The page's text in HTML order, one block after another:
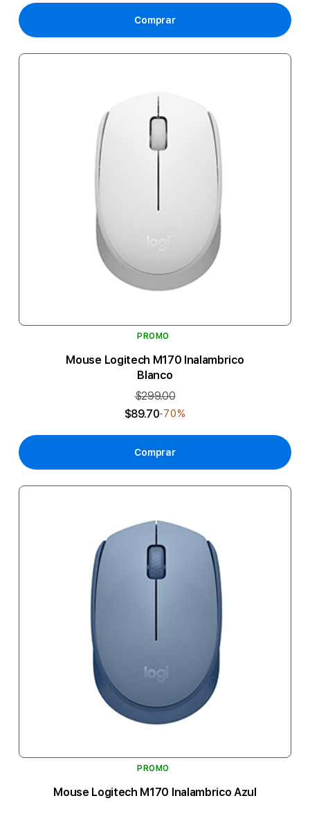
Comprar
PROMO
Mouse Logitech M170 Inalambrico
Blanco
$299.00
$89.70-70%
Comprar
PROMO
Mouse Logitech M170 Inalambrico Azul